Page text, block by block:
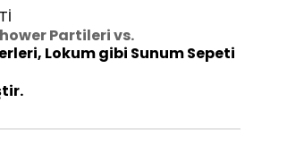
Partileri vs.
Lokum gibi Sunum Sepeti